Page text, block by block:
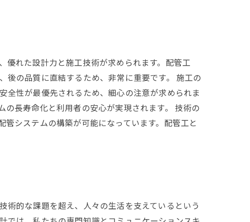
優れた設計力と施工技術が求められます。配管工
後の品質に直結するため、非常に重要です。 施工の
全性が最優先されるため、細心の注意が求められま
長寿命化と利用者の安心が実現されます。 技術の
システムの構築が可能になっています。配管工と
術的な課題を超え、人々の生活を支えているという